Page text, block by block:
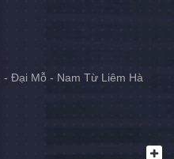
Đại Mỗ - Nam Từ Liêm Hà